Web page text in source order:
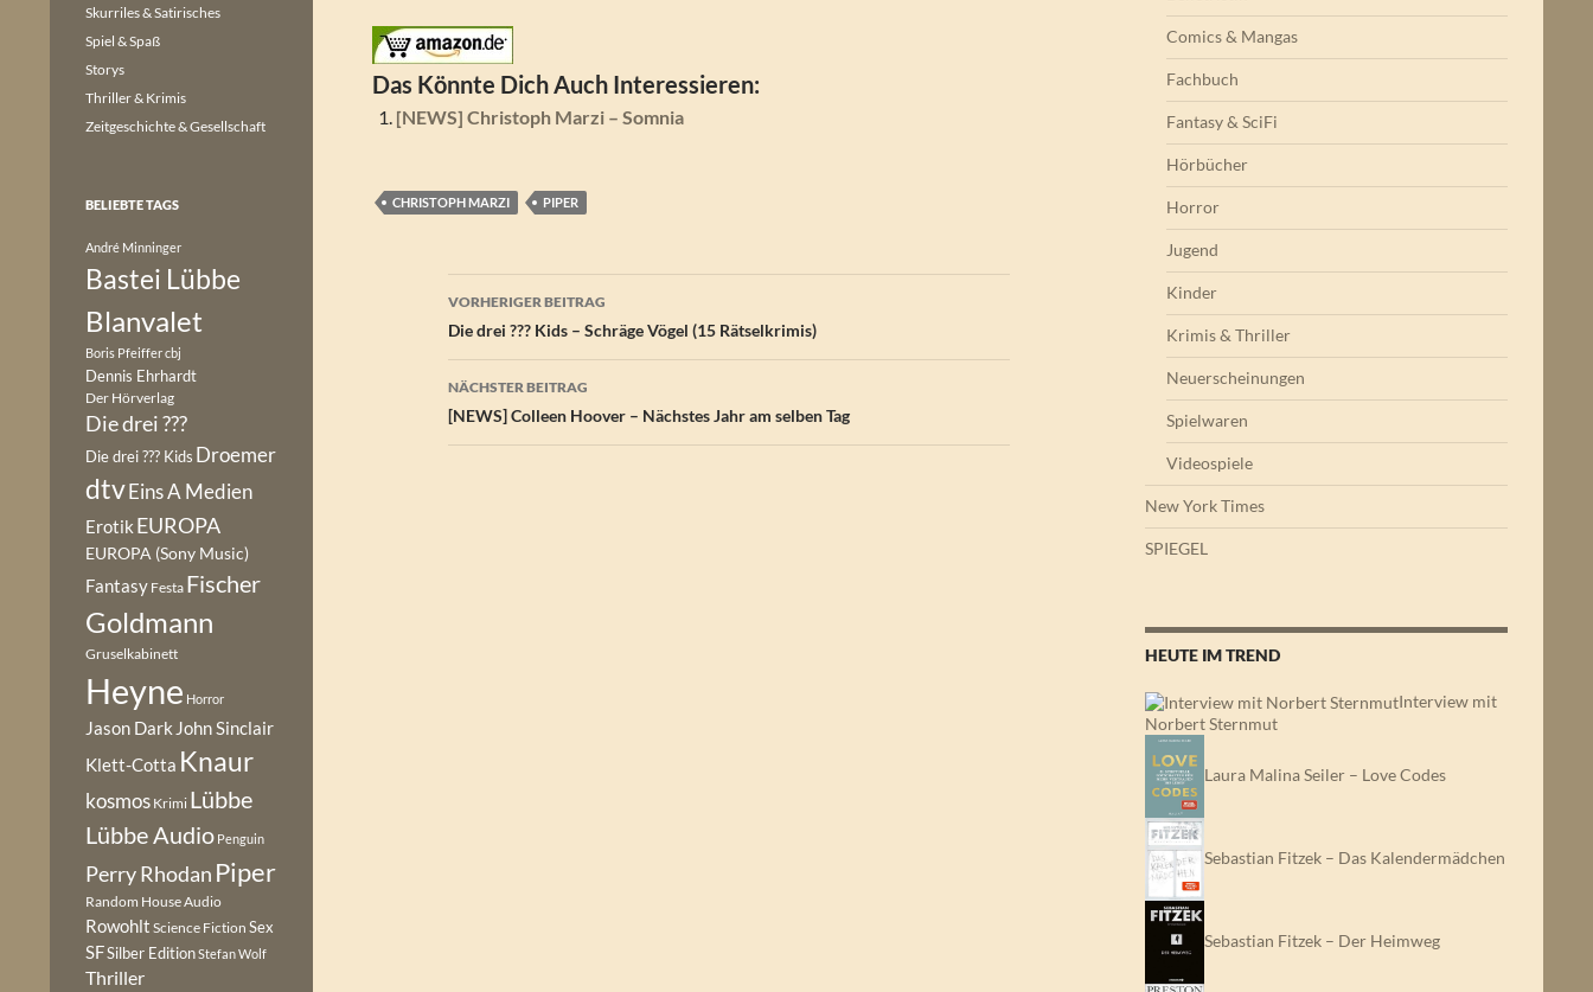
Das Könnte Dich Auch Interessieren:
[NEWS] Christoph Marzi – Somnia
CHRISTOPH MARZI PIPER
Beitragsnavigation
VORHERIGER BEITRAG
Die drei ??? Kids – Schräge Vögel (15 Rätselkrimis)
NÄCHSTER BEITRAG
[NEWS] Colleen Hoover – Nächstes Jahr am selben Tag
Comics & Mangas
Fachbuch
Fantasy & SciFi
Hörbücher
Horror
Jugend
Kinder
Krimis & Thriller
Neuerscheinungen
Spielwaren
Videospiele
New York Times
SPIEGEL
HEUTE IM TREND
Interview mit
Norbert Sternmut
Laura Malina Seiler – Love Codes
Sebastian Fitzek – Das Kalendermädchen
Sebastian Fitzek – Der Heimweg
Skurriles & Satirisches
Spiel & Spaß
Storys
Thriller & Krimis
Zeitgeschichte & Gesellschaft
BELIEBTE TAGS
André Minninger
Bastei Lübbe
Blanvalet
Boris Pfeiffercbj
Dennis Ehrhardt
Der Hörverlag
Die drei ???
Die drei ??? Kids Droemer
dtvEins A Medien
Erotik EUROPA
EUROPA (Sony Music)
Fantasy Festa Fischer
Goldmann
Gruselkabinett
Heyne Horror
Jason Dark John Sinclair
Klett-Cotta Knaur
kosmos Krimi Lübbe
Lübbe Audio Penguin
Perry Rhodan Piper
Random House Audio
Rowohlt Science Fiction Sex
SFSilber EditionStefan Wolf
Thriller